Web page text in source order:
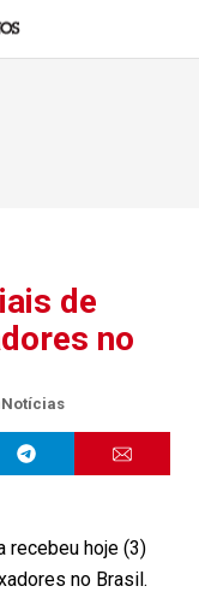
de
no
Notícias
recebeu hoje (3)
no Brasil.